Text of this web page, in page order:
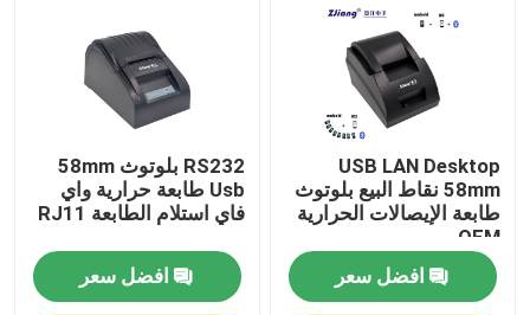
جولة في المعمل
اتصل بنا
أخبار
USB LAN Desktop
58mm نقاط البيع بلوتوث
طابعة الإيصالات الحرارية
OEM
افضل سعر
RS232 بلوتوث 58mm
Usb طابعة حرارية واي
فاي استلام الطابعة RJ11
افضل سعر